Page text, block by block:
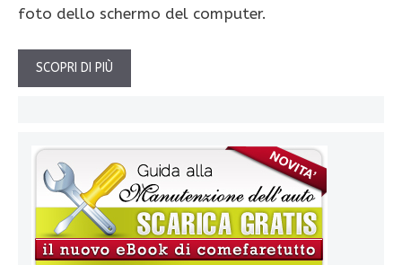
foto dello schermo del computer.
SCOPRI DI PIÙ